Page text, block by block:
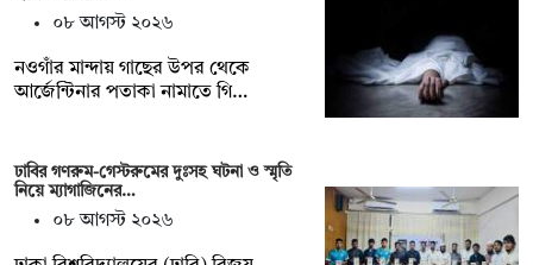
০৮ আগস্ট ২০২৬
নওগাঁর মান্দায় গাছের উপর থেকে
আর্জেন্টিনার পতাকা নামাতে গি…
ঢাবির গণরুম-গেস্টরুমের দুঃসহ ঘটনা ও স্মৃতি
নিয়ে ম্যাগাজিনের…
০৮ আগস্ট ২০২৬